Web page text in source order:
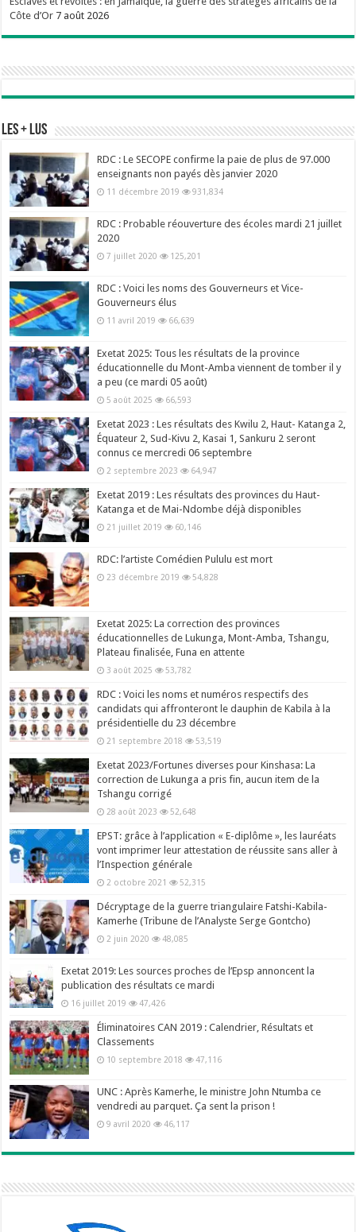
Côte d’Or 7 août 2026
Les + Lus
RDC : Le SECOPE confirme la paie de plus de 97.000
enseignants non payés dès janvier 2020
11 décembre 2019 931,834
RDC : Probable réouverture des écoles mardi 21 juillet
2020
7 juillet 2020 125,201
RDC : Voici les noms des Gouverneurs et Vice-
Gouverneurs élus
11 avril 2019 66,639
Exetat 2025: Tous les résultats de la province
éducationnelle du Mont-Amba viennent de tomber il y
a peu (ce mardi 05 août)
5 août 2025 66,593
Exetat 2023 : Les résultats des Kwilu 2, Haut- Katanga 2,
Équateur 2, Sud-Kivu 2, Kasai 1, Sankuru 2 seront
connus ce mercredi 06 septembre
2 septembre 2023 64,947
Exetat 2019 : Les résultats des provinces du Haut-
Katanga et de Mai-Ndombe déjà disponibles
21 juillet 2019 60,146
RDC: l’artiste Comédien Pululu est mort
23 décembre 2019 54,828
Exetat 2025: La correction des provinces
éducationnelles de Lukunga, Mont-Amba, Tshangu,
Plateau finalisée, Funa en attente
3 août 2025 53,782
RDC : Voici les noms et numéros respectifs des
candidats qui affronteront le dauphin de Kabila à la
présidentielle du 23 décembre
21 septembre 2018 53,519
Exetat 2023/Fortunes diverses pour Kinshasa: La
correction de Lukunga a pris fin, aucun item de la
Tshangu corrigé
28 août 2023 52,648
EPST: grâce à l’application « E-diplôme », les lauréats
vont imprimer leur attestation de réussite sans aller à
l’Inspection générale
2 octobre 2021 52,315
Décryptage de la guerre triangulaire Fatshi-Kabila-
Kamerhe (Tribune de l’Analyste Serge Gontcho)
2 juin 2020 48,085
Exetat 2019: Les sources proches de l’Epsp annoncent la
publication des résultats ce mardi
16 juillet 2019 47,426
Éliminatoires CAN 2019 : Calendrier, Résultats et
Classements
10 septembre 2018 47,116
UNC : Après Kamerhe, le ministre John Ntumba ce
vendredi au parquet. Ça sent la prison !
9 avril 2020 46,117